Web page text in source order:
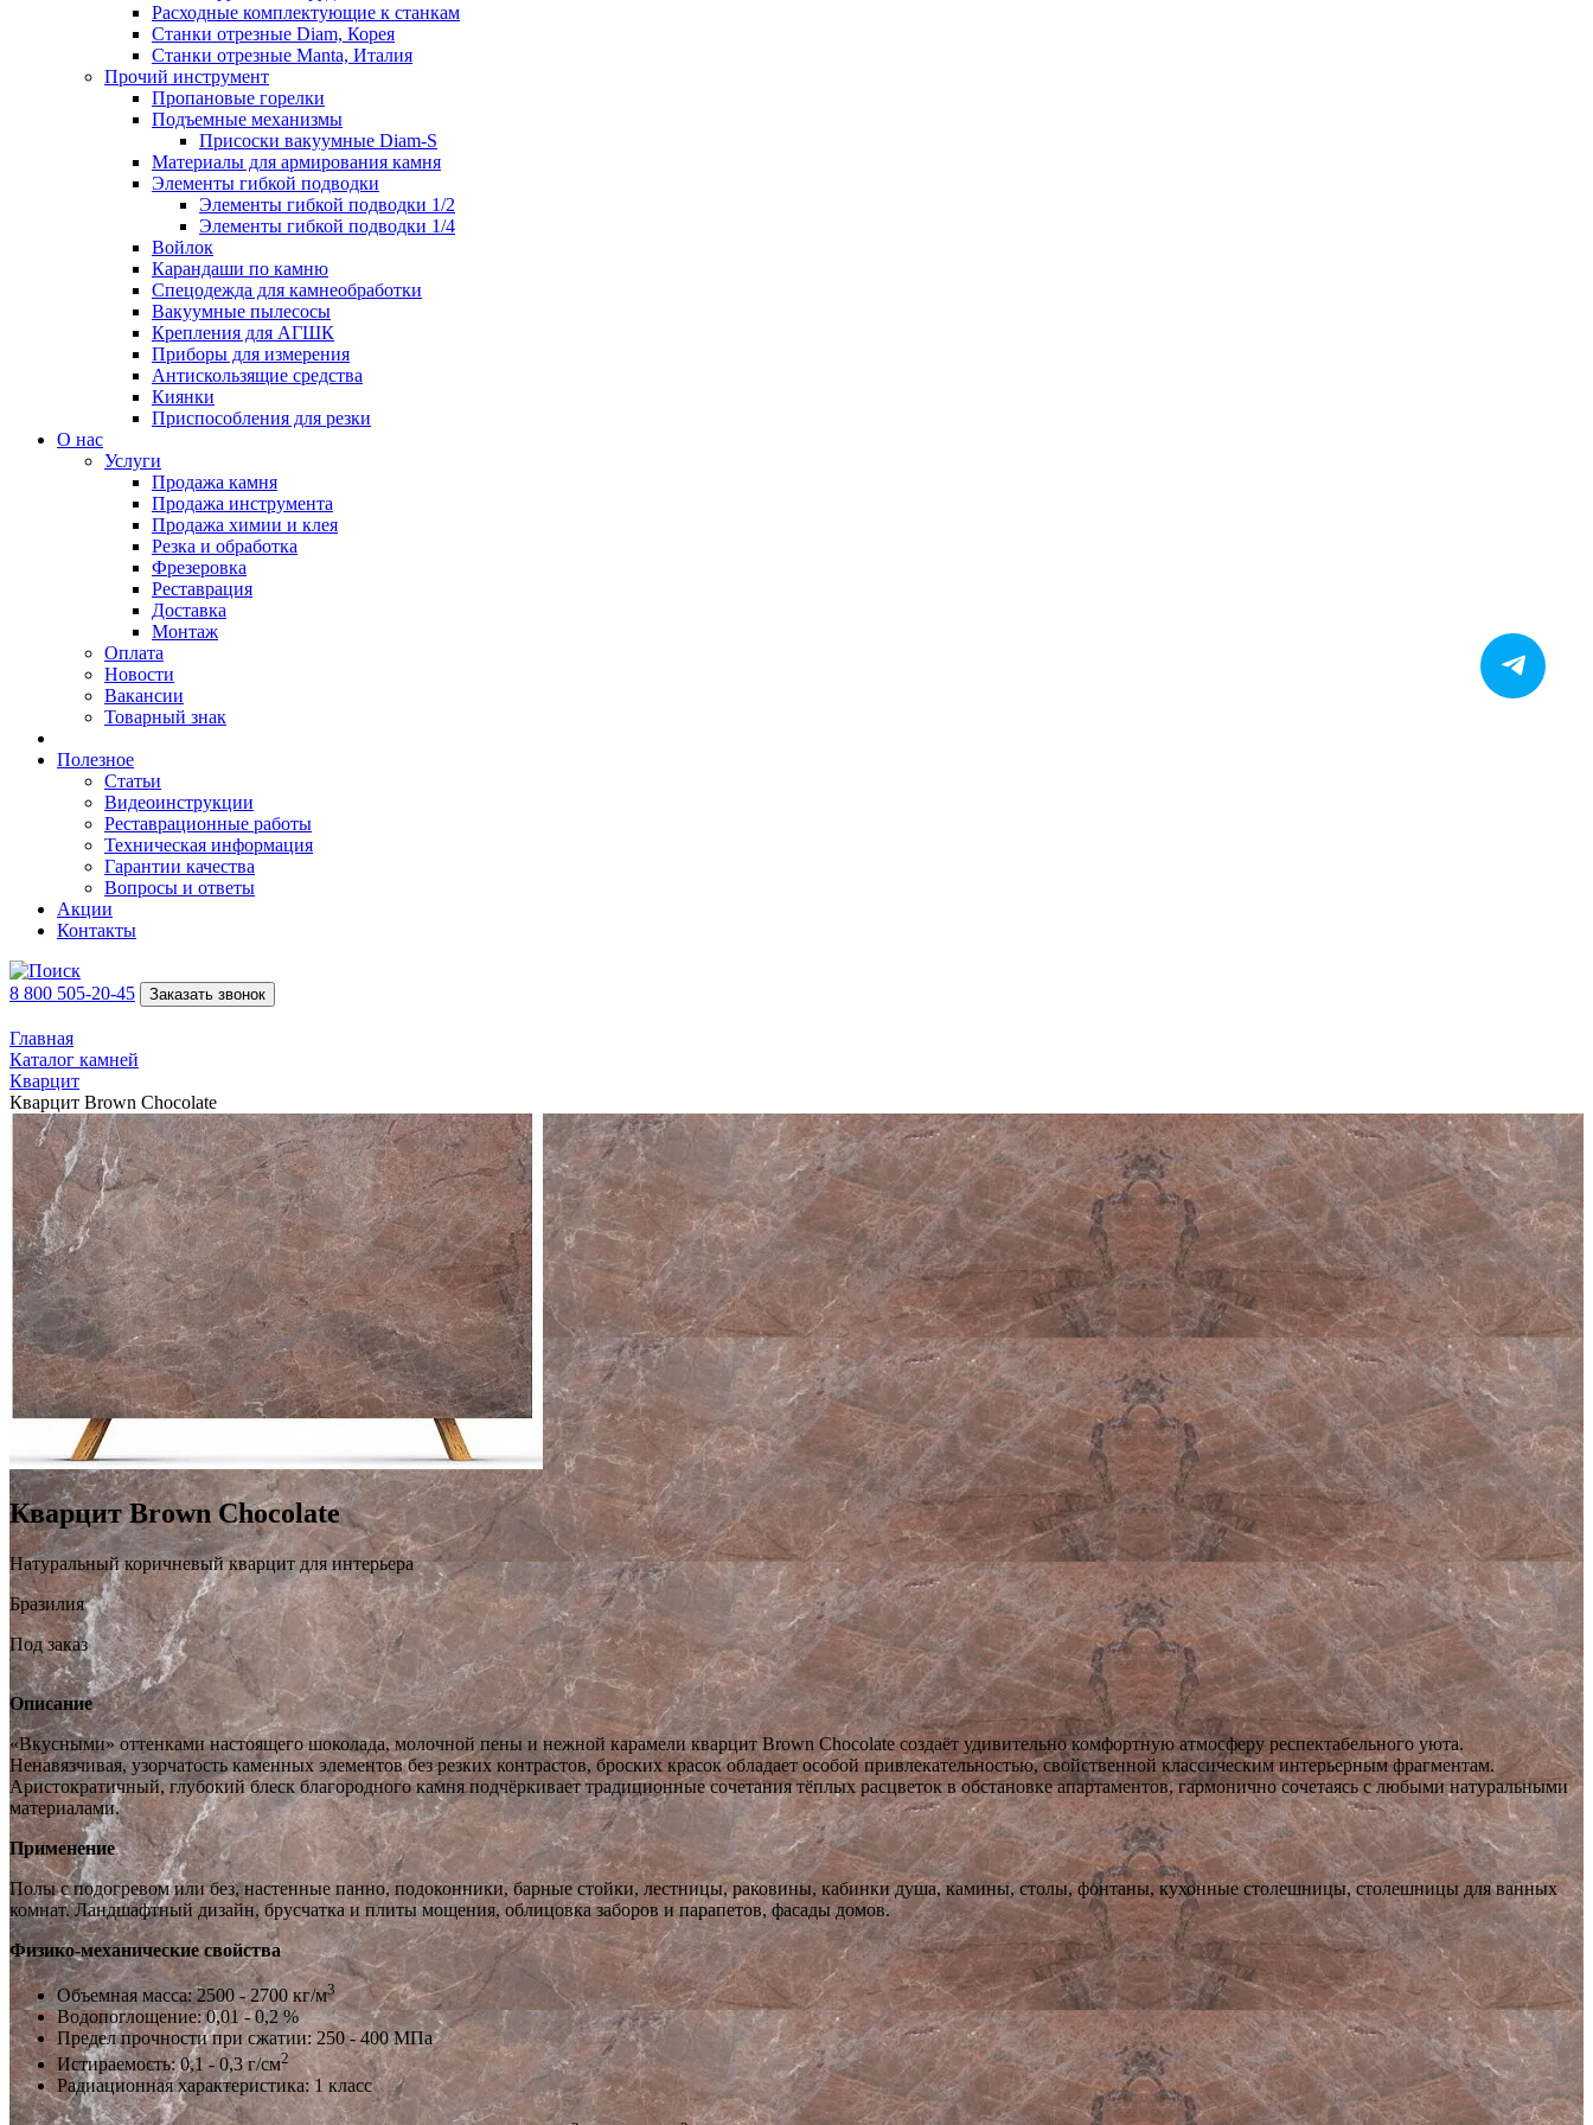
Расходные комплектующие к станкам
Станки отрезные Diam, Корея
Станки отрезные Manta, Италия
Прочий инструмент
Пропановые горелки
Подъeмные механизмы
Присоски вакуумные Diam-S
Материалы для армирования камня
Элементы гибкой подводки
Элементы гибкой подводки 1/2
Элементы гибкой подводки 1/4
Войлок
Карандаши по камню
Спецодежда для камнеобработки
Вакуумные пылесосы
Крепления для АГШК
Приборы для измерения
Антискользящие средства
Киянки
Приспособления для резки
О нас
Услуги
Продажа камня
Продажа инструмента
Продажа химии и клея
Резка и обработка
Фрезеровка
Реставрация
Доставка
Монтаж
Оплата
Новости
Вакансии
Товарный знак
Полезное
Статьи
Видеоинструкции
Реставрационные работы
Техническая информация
Гарантии качества
Вопросы и ответы
Акции
Контакты
8 800 505-20-45 Заказать звонок
Главная
Каталог камней
Кварцит
Кварцит Brown Chocolate
Кварцит Brown Chocolate
Натуральный коричневый кварцит для интерьера
Бразилия
Под заказ
Описание
«Вкусными» оттенками настоящего шоколада, молочной пены и нежной карамели кварцит Brown Chocolate создаёт удивительно комфортную атмосферу респектабельного уюта.
Ненавязчивая, узорчатость каменных элементов без резких контрастов, броских красок обладает особой привлекательностью, свойственной классическим интерьерным фрагментам.
Аристократичный, глубокий блеск благородного камня подчёркивает традиционные сочетания тёплых расцветок в обстановке апартаментов, гармонично сочетаясь с любыми натуральными
материалами.
Применение
Полы с подогревом или без, настенные панно, подоконники, барные стойки, лестницы, раковины, кабинки душа, камины, столы, фонтаны, кухонные столешницы, столешницы для ванных
комнат. Ландшафтный дизайн, брусчатка и плиты мощения, облицовка заборов и парапетов, фасады домов.
Физико-механические свойства
Объемная масса: 2500 - 2700 кг/м3
Водопоглощение: 0,01 - 0,2 %
Предел прочности при сжатии: 250 - 400 МПа
Истираемость: 0,1 - 0,3 г/см2
Радиационная характеристика: 1 класс